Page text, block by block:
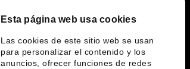
Esta página web usa cookies
Las cookies de este sitio web se usan
para personalizar el contenido y los
anuncios, ofrecer funciones de redes